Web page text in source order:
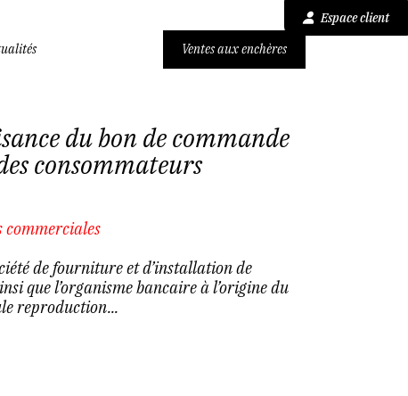
Espace client
Ventes aux enchères
du bon de commande
consommateurs
commerciales
de fourniture et d’installation de
que l’organisme bancaire à l’origine du
reproduction...